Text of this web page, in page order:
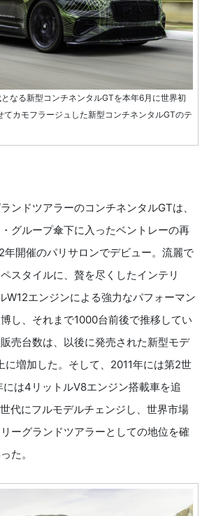
なる新型コンチネンタルGTを本年6月に世界初
てカモフラージュした新型コンチネンタルGTのテ
ンドツアラーのコンチネンタルGTは、
グループ傘下に入ったベントレーの再
開催のパリサロンでデビュー。流麗で
スタイルに、贅を尽くしたインテリ
W12エンジンによる強力なパフォーマン
し、それまで1000台前後で推移してい
売台数は、以後に発売された新型モデ
に増加した。そして、2011年には第2世
は4リットルV8エンジン搭載車を追
代にフルモデルチェンジし、世界市場
ーグランドツアラーとしての地位を確
た。